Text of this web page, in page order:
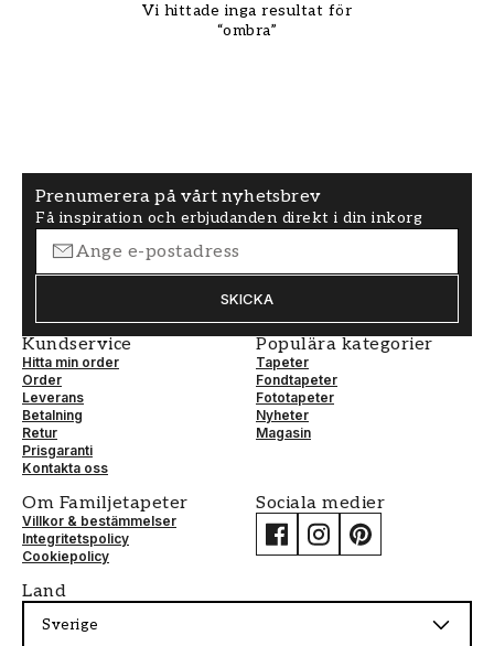
Vi hittade inga resultat för
“ombra”
Prenumerera på vårt nyhetsbrev
Få inspiration och erbjudanden direkt i din inkorg
SKICKA
Kundservice
Hitta min order
Order
Leverans
Betalning
Retur
Prisgaranti
Kontakta oss
Populära kategorier
Tapeter
Fondtapeter
Fototapeter
Nyheter
Magasin
Om Familjetapeter
Villkor & bestämmelser
Integritetspolicy
Cookiepolicy
Sociala medier
Land
Sverige